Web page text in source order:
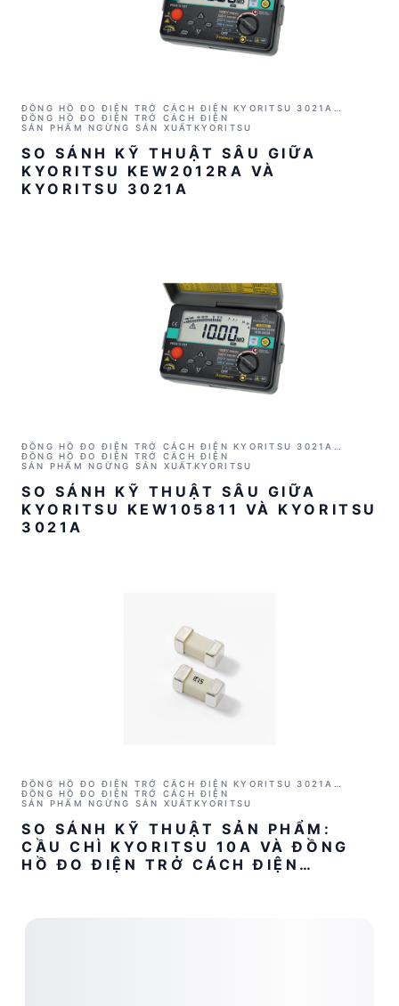
ĐỒNG HỒ ĐO ĐIỆN TRỞ CÁCH ĐIỆN KYORITSU 3021A
(1000V/2GΩ)
ĐỒNG HỒ ĐO ĐIỆN TRỞ CÁCH ĐIỆN
SẢN PHẨM NGỪNG SẢN XUẤT KYORITSU
SO SÁNH KỸ THUẬT SÂU GIỮA
KYORITSU KEW2012RA VÀ
KYORITSU 3021A
ĐỒNG HỒ ĐO ĐIỆN TRỞ CÁCH ĐIỆN KYORITSU 3021A
(1000V/2GΩ)
ĐỒNG HỒ ĐO ĐIỆN TRỞ CÁCH ĐIỆN
SẢN PHẨM NGỪNG SẢN XUẤT KYORITSU
SO SÁNH KỸ THUẬT SÂU GIỮA
KYORITSU KEW105811 VÀ KYORITSU
3021A
ĐỒNG HỒ ĐO ĐIỆN TRỞ CÁCH ĐIỆN KYORITSU 3021A
(1000V/2GΩ)
ĐỒNG HỒ ĐO ĐIỆN TRỞ CÁCH ĐIỆN
SẢN PHẨM NGỪNG SẢN XUẤT KYORITSU
SO SÁNH KỸ THUẬT SẢN PHẨM:
CẦU CHÌ KYORITSU 10A VÀ ĐỒNG
HỒ ĐO ĐIỆN TRỞ CÁCH ĐIỆN